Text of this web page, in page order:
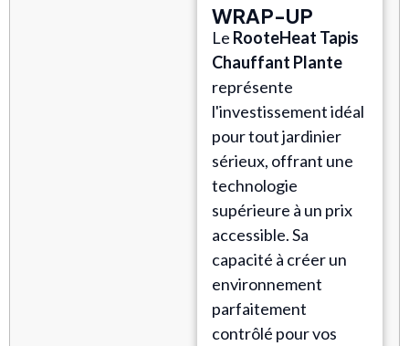
WRAP-UP
Le RooteHeat Tapis
Chauffant Plante
représente
l'investissement idéal
pour tout jardinier
sérieux, offrant une
technologie
supérieure à un prix
accessible. Sa
capacité à créer un
environnement
parfaitement
contrôlé pour vos